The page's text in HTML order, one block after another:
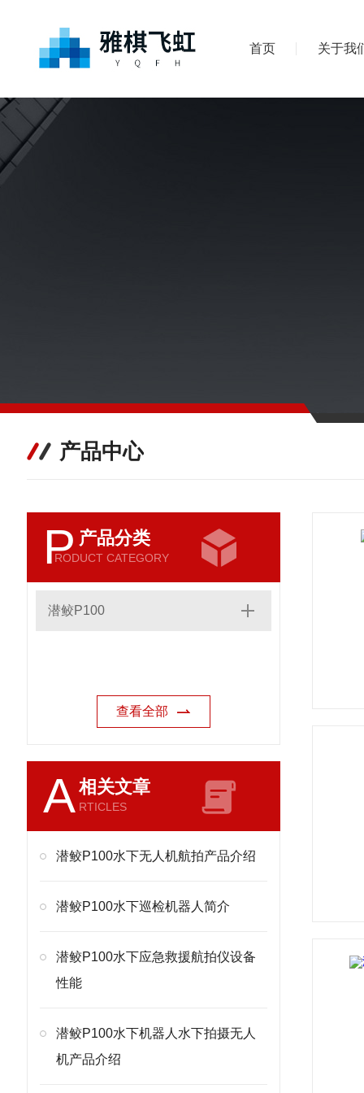
首页 关于我
产品中心
P 产品分类
RODUCT CATEGORY
潜鲛P100
查看全部
A相关文章
RTICLES
潜鲛P100水下无人机航拍产品介绍
潜鲛P100水下巡检机器人简介
潜鲛P100水下应急救援航拍仪设备
性能
潜鲛P100水下机器人水下拍摄无人
机产品介绍